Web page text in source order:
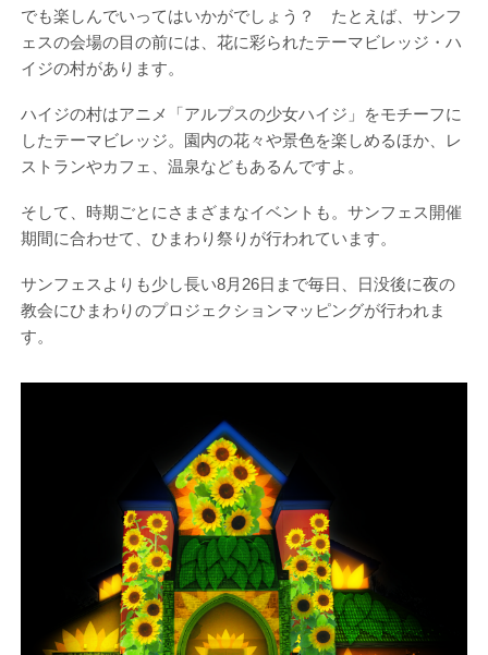
でも楽しんでいってはいかがでしょう？ たとえば、サンフ
ェスの会場の目の前には、花に彩られたテーマビレッジ・ハ
イジの村があります。
ハイジの村はアニメ「アルプスの少女ハイジ」をモチーフに
したテーマビレッジ。園内の花々や景色を楽しめるほか、レ
ストランやカフェ、温泉などもあるんですよ。
そして、時期ごとにさまざまなイベントも。サンフェス開催
期間に合わせて、ひまわり祭りが行われています。
サンフェスよりも少し長い8月26日まで毎日、日没後に夜の
教会にひまわりのプロジェクションマッピングが行われま
す。